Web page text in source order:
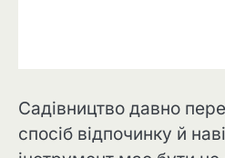
Садівництво давно
спосіб відпочинку й